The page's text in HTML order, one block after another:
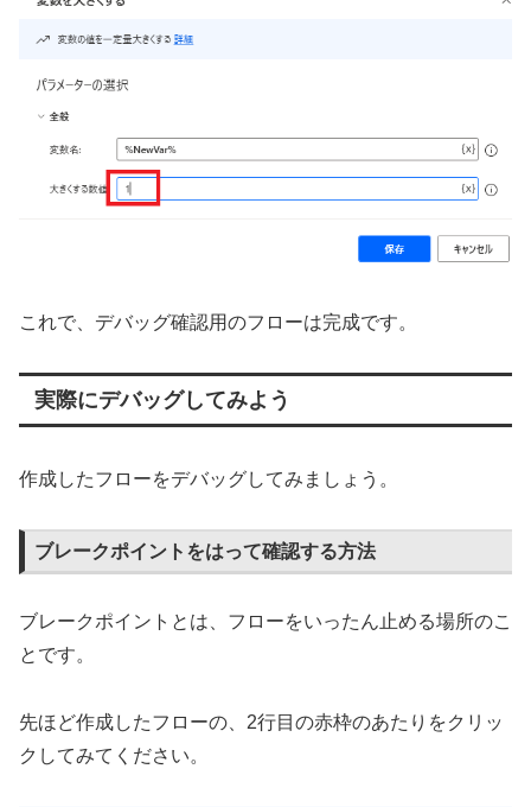
これで、デバッグ確認用のフローは完成です。
実際にデバッグしてみよう
作成したフローをデバッグしてみましょう。
ブレークポイントをはって確認する方法
ブレークポイントとは、フローをいったん止める場所のこ
とです。
先ほど作成したフローの、2行目の赤枠のあたりをクリッ
クしてみてください。